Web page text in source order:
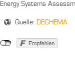
Energy Systems
Quelle: DECHEMA